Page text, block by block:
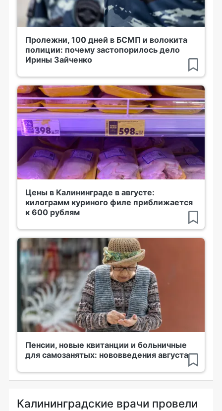
Пролежни, 100 дней в БСМП и волокита
полиции: почему застопорилось дело
Ирины Зайченко
Цены в Калининграде в августе:
килограмм куриного филе приближается
к 600 рублям
Пенсии, новые квитанции и больничные
для самозанятых: нововведения августа
Калининградские врачи провели